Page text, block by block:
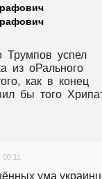
Трумпов  успел
из  оРального
как  в  конец
бы  того
00:11
ума